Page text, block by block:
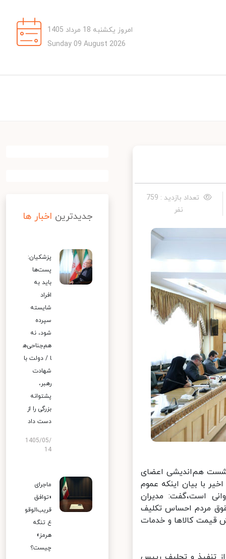
امروز یکشنبه 18 مرداد 1405
Sunday 09 August 2026
تعداد بازدید : 759
نفر
هم‌اندیشی اعضای
با بیان اینکه عموم
است،گفت: مدیران
مردم احساس تکلیف
قیمت کالاها و خدمات
جدیدترین اخبار ها
پزشکیان:
پست‌ها
باید به
افراد
شایسته
سپرده
شود، نه
هم‌جناحی‌ه
ا / دولت با
شهادت
رهبر،
پشتوانه
بزرگی را از
دست داد
1405/05/
14
ماجرای
«توافق
قریب‌الوقو
ع تنگه
هرمز»
چیست؟